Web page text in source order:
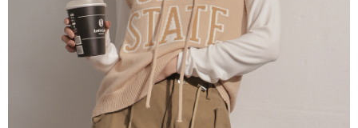
【Penerangan Kaedah Pembayaran】
1. Pembayaran ansuran tidak digabungkan dalam bil telekomunikasi,
"Pembayaran Ansuran Gogo" akan menghantar SMS peringatan
pembayaran selepas tarikh penyelesaian bulanan.
2. Melalui pautan SMS untuk membuka bil, anda boleh memilih untuk
membayar melalui "Kod bar kedai serbaneka / Kedai rasmi Taiwan
Mobile / Pemindahan bank / Pembayaran J街口 / iPASS MONEY" dan